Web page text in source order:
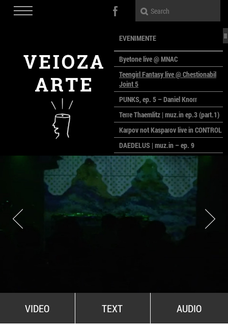
EVENIMENTE
Byetone live @ MNAC
Teengirl Fantasy live @ Chestionabil
Joint 5
PUNKS, ep. 5 – Daniel Knorr
Terre Thaemlitz | muz.in ep.3 (part.1)
Karpov not Kasparov live in CONTROL
DAEDELUS | muz.in – ep. 9
LALELE, LALELE – prima premieră a
anului la MACAZ
CinePOLSKA – filme poloneze la
București
PEOPLE OF ROMANIA se lansează la
galeria Simeza
All Stars For Outernational
VIDEO TEXT AUDIO